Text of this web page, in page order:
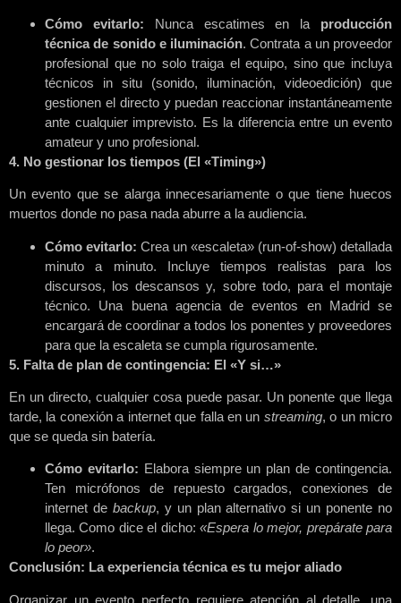
Cómo evitarlo: Nunca escatimes en la producción
técnica de sonido e iluminación. Contrata a un proveedor
profesional que no solo traiga el equipo, sino que incluya
técnicos in situ (sonido, iluminación, videoedición) que
gestionen el directo y puedan reaccionar instantáneamente
ante cualquier imprevisto. Es la diferencia entre un evento
amateur y uno profesional.
4. No gestionar los tiempos (El «Timing»)
Un evento que se alarga innecesariamente o que tiene huecos
muertos donde no pasa nada aburre a la audiencia.
Cómo evitarlo: Crea un «escaleta» (run-of-show) detallada
minuto a minuto. Incluye tiempos realistas para los
discursos, los descansos y, sobre todo, para el montaje
técnico. Una buena agencia de eventos en Madrid se
encargará de coordinar a todos los ponentes y proveedores
para que la escaleta se cumpla rigurosamente.
5. Falta de plan de contingencia: El «Y si…»
En un directo, cualquier cosa puede pasar. Un ponente que llega
tarde, la conexión a internet que falla en un streaming, o un micro
que se queda sin batería.
Cómo evitarlo: Elabora siempre un plan de contingencia.
Ten micrófonos de repuesto cargados, conexiones de
internet de backup, y un plan alternativo si un ponente no
llega. Como dice el dicho:«Espera lo mejor, prepárate para
lo peor».
Conclusión: La experiencia técnica es tu mejor aliado
Organizar un evento perfecto requiere atención al detalle, una